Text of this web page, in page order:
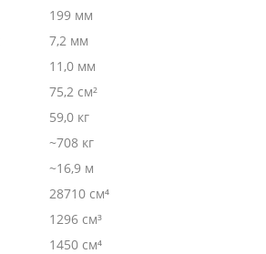
199 мм
7,2 мм
11,0 мм
75,2 см²
59,0 кг
~708 кг
~16,9 м
28710 см⁴
1296 см³
1450 см⁴